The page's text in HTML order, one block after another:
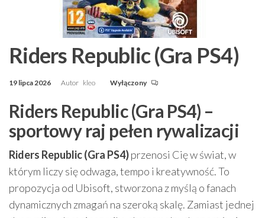
Riders Republic (Gra PS4)
19 lipca 2026 Autor kleo Wyłączony
Riders Republic (Gra PS4) –
sportowy raj pełen rywalizacji
Riders Republic (Gra PS4)przenosi Cię w świat, w
którym liczy się odwaga, tempo i kreatywność. To
propozycja od Ubisoft, stworzona z myślą o fanach
dynamicznych zmagań na szeroką skalę. Zamiast jednej